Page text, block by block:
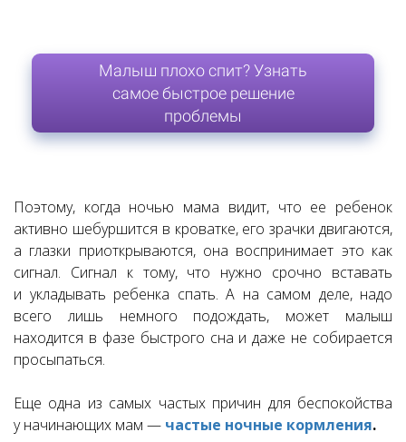
Малыш плохо спит? Узнать
самое быстрое решение
проблемы
Поэтому, когда ночью мама видит, что ее ребенок
активно шебуршится в кроватке, его зрачки двигаются,
а глазки приоткрываются, она воспринимает это как
сигнал. Сигнал к тому, что нужно срочно вставать
и укладывать ребенка спать. А на самом деле, надо
всего лишь немного подождать, может малыш
находится в фазе быстрого сна и даже не собирается
просыпаться.
Еще одна из самых частых причин для беспокойства
у начинающих мам — частые ночные кормления.